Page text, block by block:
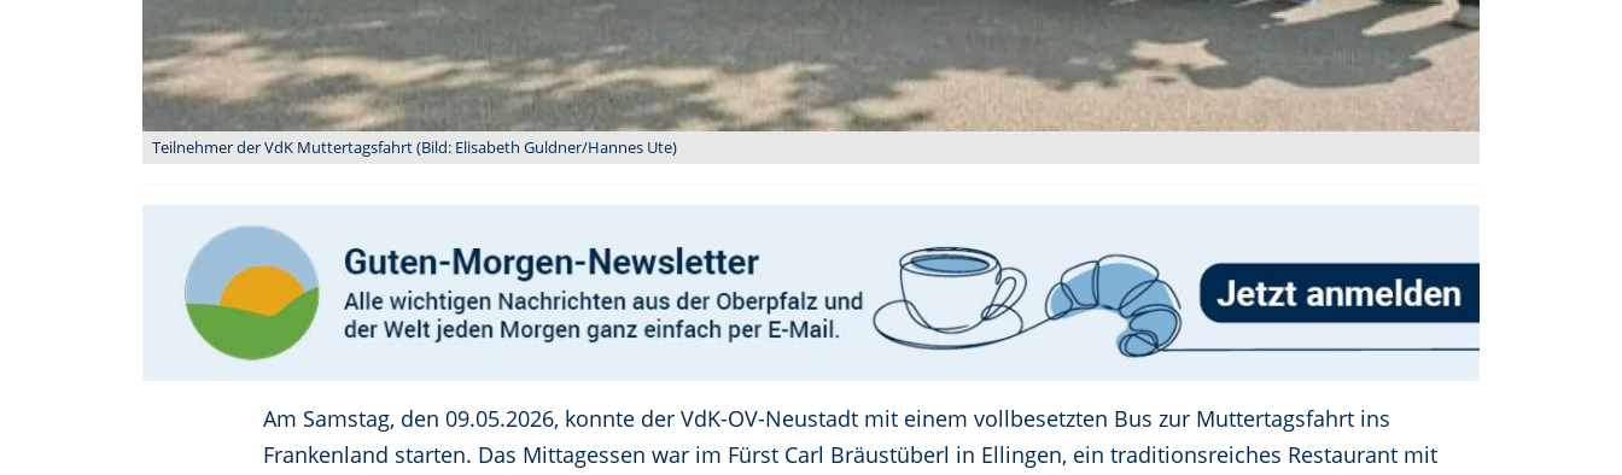
Teilnehmer der VdK Muttertagsfahrt (Bild: Elisabeth Guldner/Hannes Ute)
Am Samstag, den 09.05.2026, konnte der VdK-OV-Neustadt mit einem vollbesetzten Bus zur Muttertagsfahrt ins
Frankenland starten. Das Mittagessen war im Fürst Carl Bräustüberl in Ellingen, ein traditionsreiches Restaurant mit